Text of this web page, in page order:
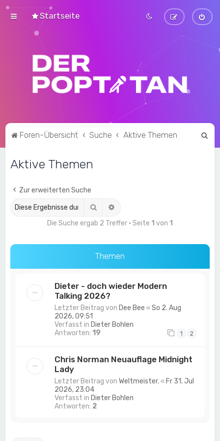
Startseite
Foren-Übersicht Suche Aktive Themen
Aktive Themen
Zur erweiterten Suche
Suche
Die Suche ergab 2 Treffer • Seite 1 von 1
Themen
Dieter - doch wieder Modern
Talking 2026?
Letzter Beitrag von Dee Bee «So 2. Aug
2026, 09:51
Verfasst in Dieter Bohlen
Antworten: 19 1 2
Chris Norman Neuauflage Midnight
Lady
Letzter Beitrag vonWeltmeister. « Fr 31. Jul
2026, 23:04
Verfasst in Dieter Bohlen
Antworten: 2